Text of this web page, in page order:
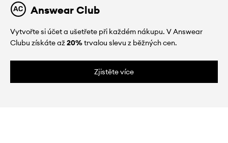
Answear Club
Vytvořte si účet a ušetřete při každém nákupu. V Answear
Clubu získáte až20%trvalou slevu z běžných cen.
Zjistěte více